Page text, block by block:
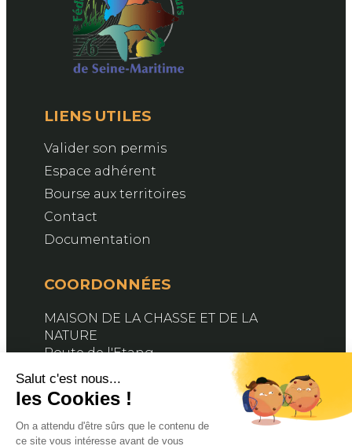
LIENS UTILES
Valider son permis
Espace adhérent
Bourse aux territoires
Contact
Documentation
COORDONNÉES
MAISON DE LA CHASSE ET DE LA
NATURE
Route de l'Etang
Contactez-nous
SUIVEZ-NOUS